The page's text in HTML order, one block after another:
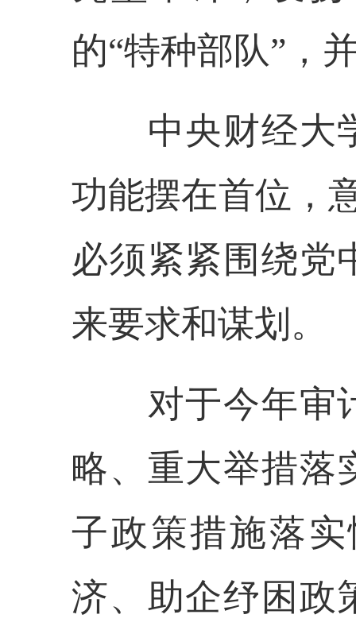
的“特种部队”，
中央财经大学
功能摆在首位，
必须紧紧围绕党
来要求和谋划。
对于今年审计
略、重大举措落
子政策措施落
济、助企纾困政